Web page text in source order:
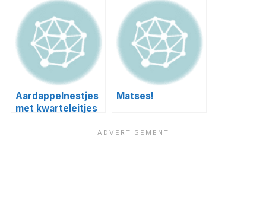
Aardappelnestjes
met kwarteleitjes
Matses!